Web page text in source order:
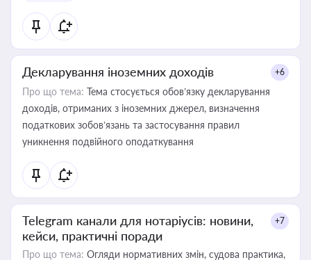
Декларування іноземних доходів +6
Про що тема: Тема стосується обов’язку декларування
доходів, отриманих з іноземних джерел, визначення
податкових зобов’язань та застосування правил
уникнення подвійного оподаткування
Telegram канали для нотаріусів: новини,
кейси, практичні поради
+7
Про що тема: Огляди нормативних змін, судова практика,